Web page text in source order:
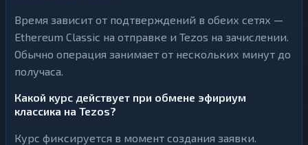
Время зависит от подтверждений в обеих сетях —
Ethereum Classic на отправке и Tezos на зачислении.
Обычно операция занимает от нескольких минут до
получаса.
Какой курс действует при обмене эфириум
классика на Tezos?
Курс фиксируется в момент создания заявки.